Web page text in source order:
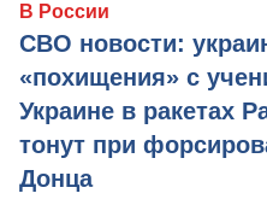
В России
СВО новости:
«похищения» с
Украине в ракетах
тонут при
Донца